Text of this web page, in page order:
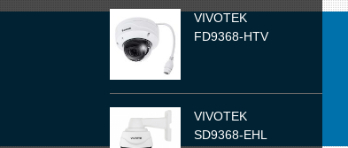
VIVOTEK
FD9368-HTV
VIVOTEK
SD9368-EHL